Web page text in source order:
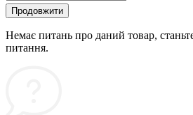
Продовжити
Немає питань про даний товар,
питання.